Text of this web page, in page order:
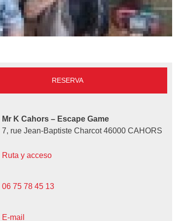
RESERVA
Mr K Cahors – Escape Game
7, rue Jean-Baptiste Charcot 46000 CAHORS
Ruta y acceso
06 75 78 45 13
E-mail